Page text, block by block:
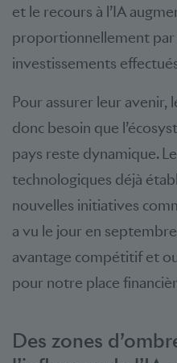
et le recours à l’IA
proportionnellement
investissements
Pour assurer leur avenir,
donc besoin que
pays reste dynamique.
technologiques déjà
nouvelles initiatives
a vu le jour en
avantage compétitif et
pour notre place
Des zones